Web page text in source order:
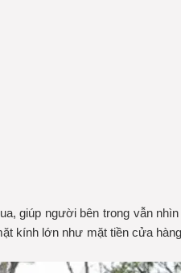
giúp người bên trong vẫn
kính lớn như mặt tiền cửa